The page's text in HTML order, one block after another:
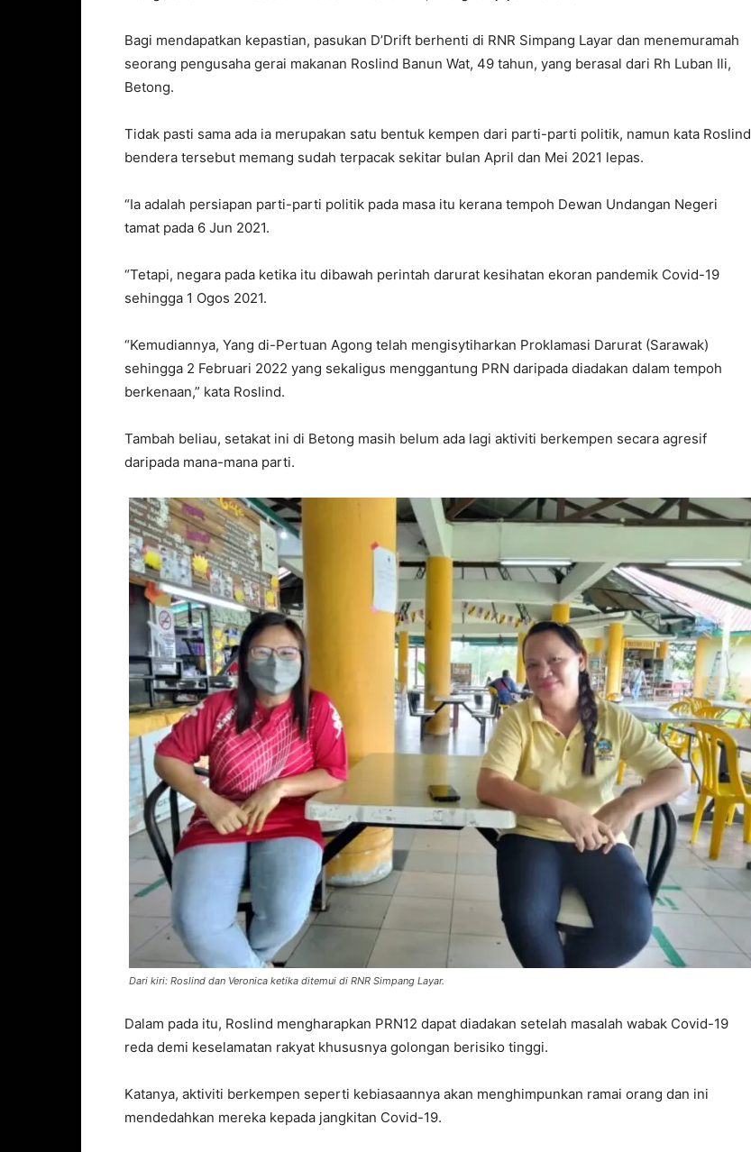
Bagi mendapatkan kepastian, pasukan D’Drift berhenti di RNR Simpang Layar dan menemuramah
seorang pengusaha gerai makanan Roslind Banun Wat, 49 tahun, yang berasal dari Rh Luban Ili,
Betong.
Tidak pasti sama ada ia merupakan satu bentuk kempen dari parti-parti politik, namun kata Roslind
bendera tersebut memang sudah terpacak sekitar bulan April dan Mei 2021 lepas.
“Ia adalah persiapan parti-parti politik pada masa itu kerana tempoh Dewan Undangan Negeri
tamat pada 6 Jun 2021.
“Tetapi, negara pada ketika itu dibawah perintah darurat kesihatan ekoran pandemik Covid-19
sehingga 1 Ogos 2021.
“Kemudiannya, Yang di-Pertuan Agong telah mengisytiharkan Proklamasi Darurat (Sarawak)
sehingga 2 Februari 2022 yang sekaligus menggantung PRN daripada diadakan dalam tempoh
berkenaan,” kata Roslind.
Tambah beliau, setakat ini di Betong masih belum ada lagi aktiviti berkempen secara agresif
daripada mana-mana parti.
Dari kiri: Roslind dan Veronica ketika ditemui di RNR Simpang Layar.
Dalam pada itu, Roslind mengharapkan PRN12 dapat diadakan setelah masalah wabak Covid-19
reda demi keselamatan rakyat khususnya golongan berisiko tinggi.
Katanya, aktiviti berkempen seperti kebiasaannya akan menghimpunkan ramai orang dan ini
mendedahkan mereka kepada jangkitan Covid-19.